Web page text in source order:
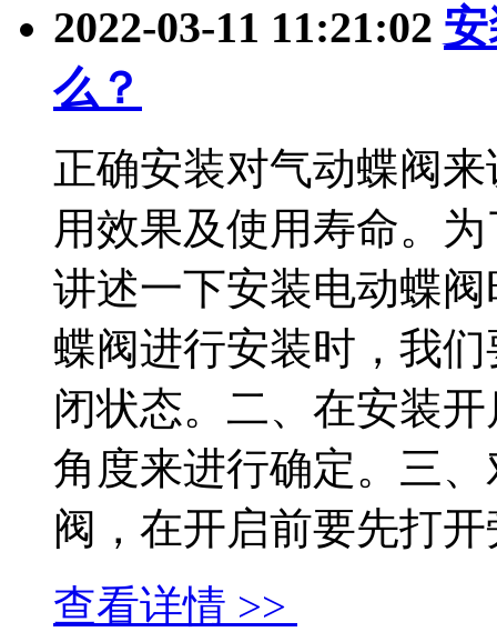
2022-03-11 11:21:02
么？
正确安装对气动蝶阀
用效果及使用寿命。
讲述一下安装电动蝶
蝶阀进行安装时，我
闭状态。二、在安装
角度来进行确定。三
阀，在开启前要先打开
查看详情 >>